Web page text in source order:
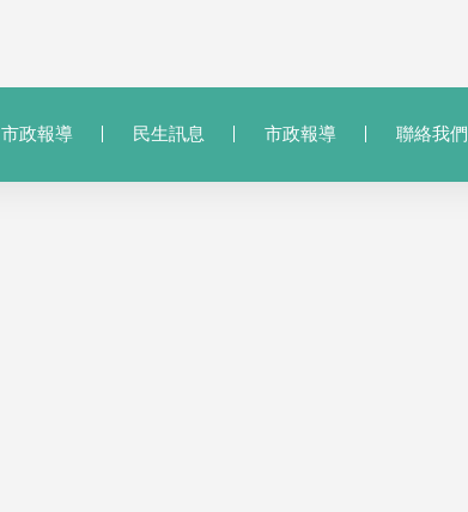
市政報導 民生訊息 市政報導 聯絡我們